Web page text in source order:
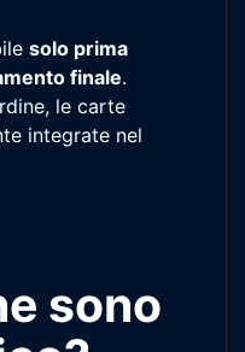
solo prima
finale.
le carte
integrate nel
sono